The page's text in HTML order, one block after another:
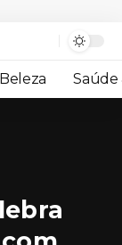
Saúde